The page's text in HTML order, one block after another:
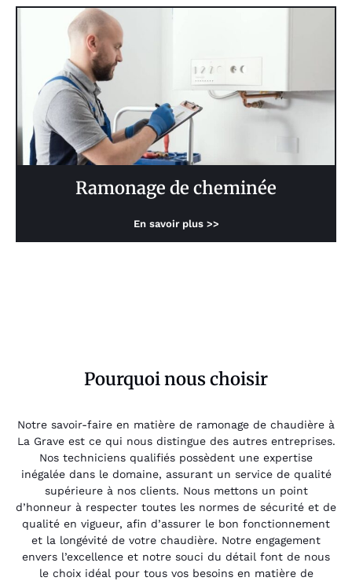
Ramonage de cheminée
En savoir plus >>
Pourquoi nous choisir
Notre savoir-faire en matière de ramonage de chaudière à
La Grave est ce qui nous distingue des autres entreprises.
Nos techniciens qualifiés possèdent une expertise
inégalée dans le domaine, assurant un service de qualité
supérieure à nos clients. Nous mettons un point
d’honneur à respecter toutes les normes de sécurité et de
qualité en vigueur, afin d’assurer le bon fonctionnement
et la longévité de votre chaudière. Notre engagement
envers l’excellence et notre souci du détail font de nous
le choix idéal pour tous vos besoins en matière de